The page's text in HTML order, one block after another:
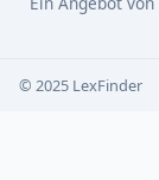
© 2025 LexFinder